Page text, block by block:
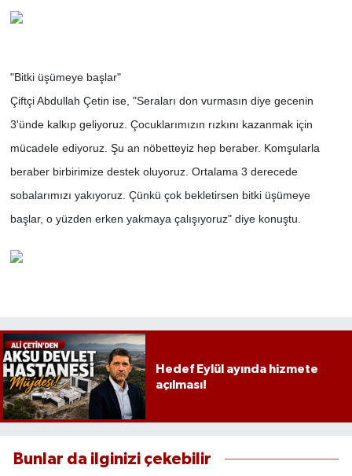
"Bitki üşümeye başlar"
Çiftçi Abdullah Çetin ise, "Seraları don vurmasın diye gecenin
3'ünde kalkıp geliyoruz. Çocuklarımızın rızkını kazanmak için
mücadele ediyoruz. Şu an nöbetteyiz hep beraber. Komşularla
beraber birbirimize destek oluyoruz. Ortalama 3 derecede
sobalarımızı yakıyoruz. Çünkü çok bekletirsen bitki üşümeye
başlar, o yüzden erken yakmaya çalışıyoruz" diye konuştu.
Hedef Eylül ayında hizmete
açılması!
Bunlar da ilginizi çekebilir